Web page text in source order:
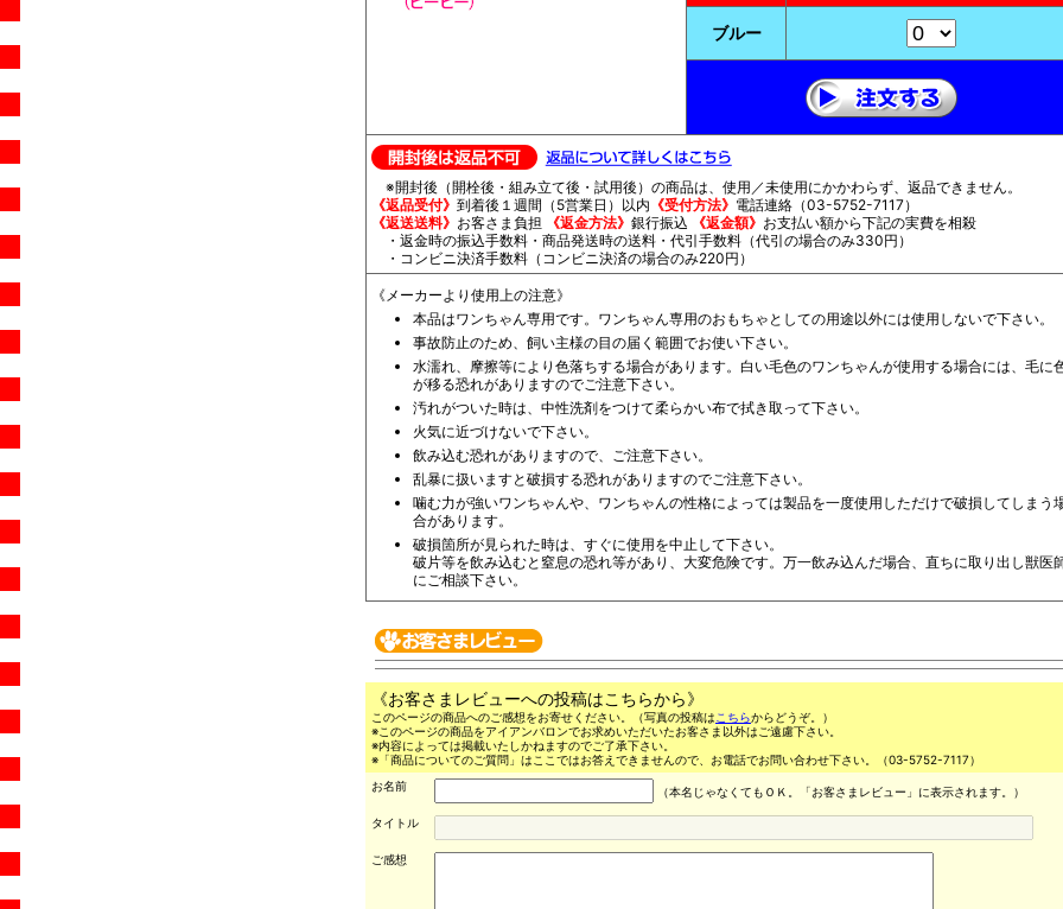
ブルー
※開封後（開栓後・組み立て後・試用後）の商品は、使用／未使用にかかわらず、返品できません。
《返品受付》 到着後１週間（5営業日）以内 《受付方法》 電話連絡（03-5752-7117）
《返送送料》 お客さま負担 《返金方法》 銀行振込 《返金額》 お支払い額から下記の実費を相殺
・返金時の振込手数料・商品発送時の送料・代引手数料（代引の場合のみ330円）
・コンビニ決済手数料（コンビニ決済の場合のみ220円）
《メーカーより使用上の注意》
本品はワンちゃん専用です。ワンちゃん専用のおもちゃとしての用途以外には使用しないで下さい。
事故防止のため、飼い主様の目の届く範囲でお使い下さい。
水濡れ、摩擦等により色落ちする場合があります。白い毛色のワンちゃんが使用する場合には、毛に
が移る恐れがありますのでご注意下さい。
汚れがついた時は、中性洗剤をつけて柔らかい布で拭き取って下さい。
火気に近づけないで下さい。
飲み込む恐れがありますので、ご注意下さい。
乱暴に扱いますと破損する恐れがありますのでご注意下さい。
噛む力が強いワンちゃんや、ワンちゃんの性格によっては製品を一度使用しただけで破損してしまう
合があります。
破損箇所が見られた時は、すぐに使用を中止して下さい。
破片等を飲み込むと窒息の恐れ等があり、大変危険です。万一飲み込んだ場合、直ちに取り出し獣医
にご相談下さい。
《お客さまレビューへの投稿はこちらから》
このページの商品へのご感想をお寄せください。（写真の投稿は こちらからどうぞ。）
※このページの商品をアイアンバロンでお求めいただいたお客さま以外はご遠慮下さい。
※内容によっては掲載いたしかねますのでご了承下さい。
※「商品についてのご質問」はここではお答えできませんので、お電話でお問い合わせ下さい。（03-5752-7117）
お名前
（本名じゃなくてもＯＫ。「お客さまレビュー」に表示されます。）
タイトル
ご感想